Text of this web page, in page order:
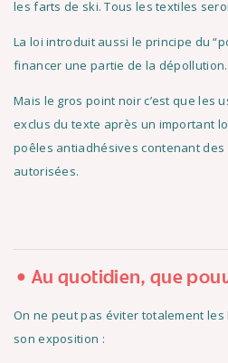
les farts de ski. Tous les textiles
La loi introduit aussi le principe du
financer une partie de la dépollution.
Mais le gros point noir c’est que les
exclus du texte après un important
poêles antiadhésives contenant des
autorisées.
Au quotidien, que
On ne peut pas éviter totalement
son exposition :